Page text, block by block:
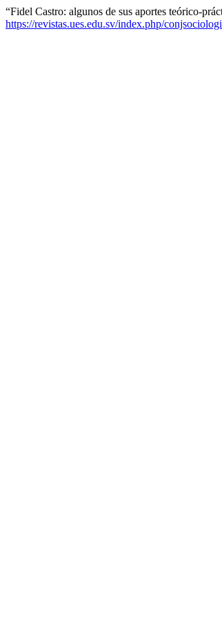
“Fidel Castro: algunos de sus aportes teórico-
https://revistas.ues.edu.sv/index.php/